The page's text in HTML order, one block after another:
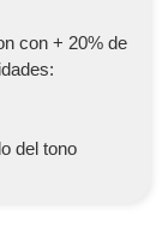
con + 20% de
del tono